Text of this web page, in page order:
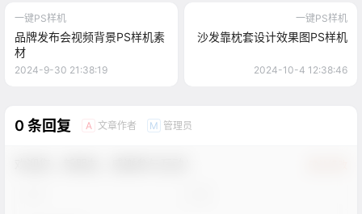
一键PS样机
品牌发布会视频背景PS样机素
材
2024-9-30 21:38:19
一键PS样机
沙发靠枕套设计效果图PS样机
2024-10-4 12:38:46
0 条回复 A 文章作者 M 管理员